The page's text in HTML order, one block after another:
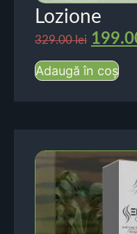
Lozione
329.00lei
Adaugă în coș